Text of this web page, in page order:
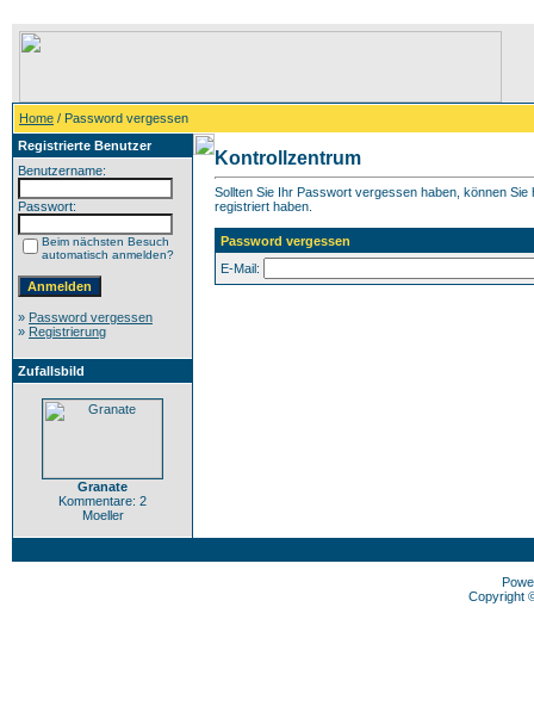
Home / Password vergessen
Registrierte Benutzer
Benutzername:
Passwort:
Beim nächsten Besuch
automatisch anmelden?
» Password vergessen
» Registrierung
Zufallsbild
Granate
Kommentare: 2
Moeller
Kontrollzentrum
Sollten Sie Ihr Passwort vergessen haben, können
registriert haben.
Password vergessen
E-Mail:
Copyright